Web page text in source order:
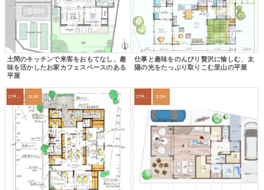
土間のキッチンで来客をおもてなし、趣
味を活かしたお家カフェスペースのある
平屋
仕事と趣味をのんびり贅沢に愉しむ、太
陽の光をたっぷり取りこむ里山の平屋
2LDK 27坪〜30坪 2LDK